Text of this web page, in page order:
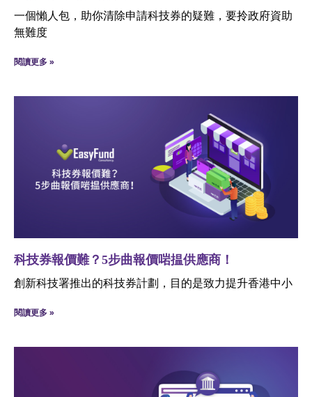
一個懶人包，助你清除申請科技券的疑難，要拎政府資助
無難度
閱讀更多 »
科技券報價難？5步曲報價啱揾供應商！
創新科技署推出的科技券計劃，目的是致力提升香港中小
閱讀更多 »